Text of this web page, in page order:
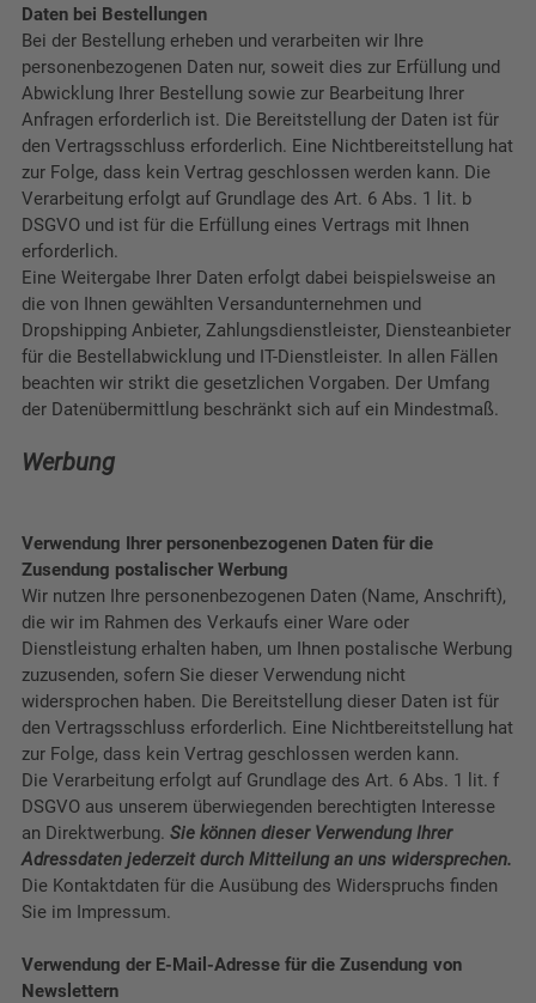
Daten bei Bestellungen
Bei der Bestellung erheben und verarbeiten wir Ihre
personenbezogenen Daten nur, soweit dies zur Erfüllung und
Abwicklung Ihrer Bestellung sowie zur Bearbeitung Ihrer
Anfragen erforderlich ist. Die Bereitstellung der Daten ist für
den Vertragsschluss erforderlich. Eine Nichtbereitstellung hat
zur Folge, dass kein Vertrag geschlossen werden kann. Die
Verarbeitung erfolgt auf Grundlage des Art. 6 Abs. 1 lit. b
DSGVO und ist für die Erfüllung eines Vertrags mit Ihnen
erforderlich.
Eine Weitergabe Ihrer Daten erfolgt dabei beispielsweise an
die von Ihnen gewählten Versandunternehmen und
Dropshipping Anbieter, Zahlungsdienstleister, Diensteanbieter
für die Bestellabwicklung und IT-Dienstleister. In allen Fällen
beachten wir strikt die gesetzlichen Vorgaben. Der Umfang
der Datenübermittlung beschränkt sich auf ein Mindestmaß.
Werbung
Verwendung Ihrer personenbezogenen Daten für die
Zusendung postalischer Werbung
Wir nutzen Ihre personenbezogenen Daten (Name, Anschrift),
die wir im Rahmen des Verkaufs einer Ware oder
Dienstleistung erhalten haben, um Ihnen postalische Werbung
zuzusenden, sofern Sie dieser Verwendung nicht
widersprochen haben. Die Bereitstellung dieser Daten ist für
den Vertragsschluss erforderlich. Eine Nichtbereitstellung hat
zur Folge, dass kein Vertrag geschlossen werden kann.
Die Verarbeitung erfolgt auf Grundlage des Art. 6 Abs. 1 lit. f
DSGVO aus unserem überwiegenden berechtigten Interesse
an Direktwerbung. Sie können dieser Verwendung Ihrer
Adressdaten jederzeit durch Mitteilung an uns widersprechen.
Die Kontaktdaten für die Ausübung des Widerspruchs finden
Sie im Impressum.
Verwendung der E-Mail-Adresse für die Zusendung von
Newslettern